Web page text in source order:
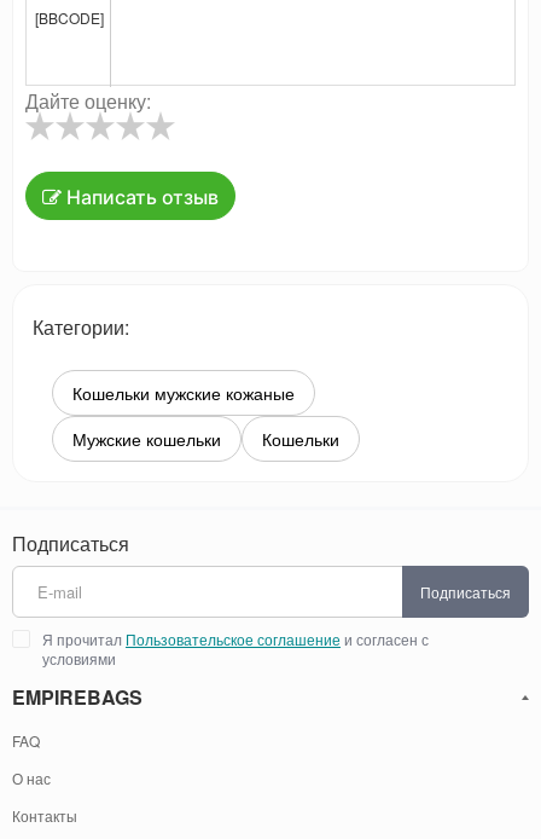
[BBCODE]
Дайте оценку:
Написать отзыв
Категории:
Кошельки мужские кожаные
Мужские кошельки
Кошельки
Подписаться
Подписаться
Я прочитал Пользовательское соглашение и согласен с
условиями
EMPIREBAGS
FAQ
О нас
Контакты